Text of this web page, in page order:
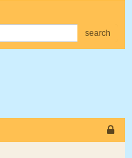
search